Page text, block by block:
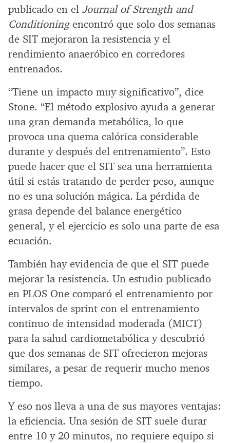
publicado en el Journal of Strength and
Conditioningencontró que solo dos semanas
de SIT mejoraron la resistencia y el
rendimiento anaeróbico en corredores
entrenados.
“Tiene un impacto muy significativo”, dice
Stone. “El método explosivo ayuda a generar
una gran demanda metabólica, lo que
provoca una quema calórica considerable
durante y después del entrenamiento”. Esto
puede hacer que el SIT sea una herramienta
útil si estás tratando de perder peso, aunque
no es una solución mágica. La pérdida de
grasa depende del balance energético
general, y el ejercicio es solo una parte de esa
ecuación.
También hay evidencia de que el SIT puede
mejorar la resistencia. Un estudio publicado
en PLOS One comparó el entrenamiento por
intervalos de sprint con el entrenamiento
continuo de intensidad moderada (MICT)
para la salud cardiometabólica y descubrió
que dos semanas de SIT ofrecieron mejoras
similares, a pesar de requerir mucho menos
tiempo.
Y eso nos lleva a una de sus mayores ventajas:
la eficiencia. Una sesión de SIT suele durar
entre 10 y 20 minutos, no requiere equipo si